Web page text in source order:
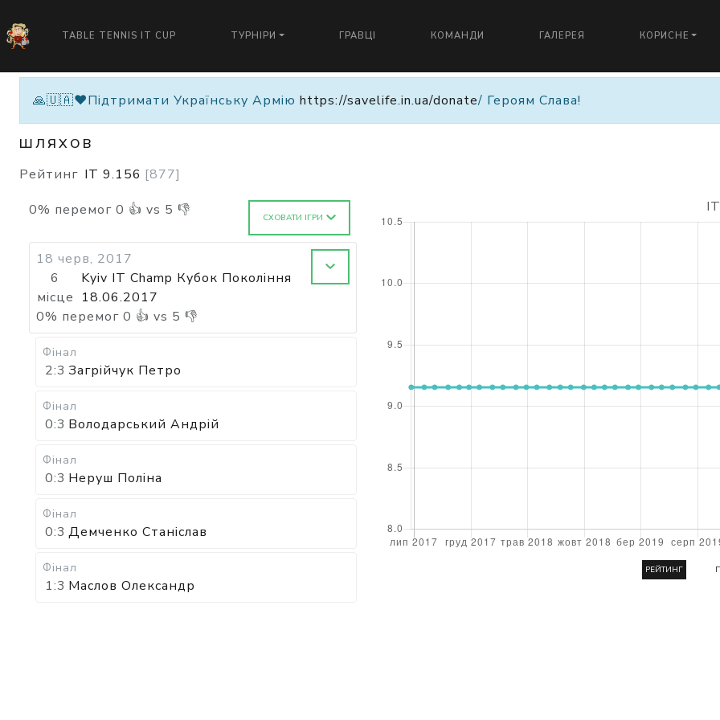
TABLE TENNIS IT CUP ТУРНІРИ ГРАВЦІ КОМАНДИ ГАЛЕРЕЯ КОРИСНЕ
🙏🇺🇦❤️Підтримати Українську Армію https://savelife.in.ua/donate/ Героям Слава!
ШЛЯХОВ
Рейтинг IT 9.156 [877]
0% перемог 0 👍 vs 5 👎 СХОВАТИ ІГРИ
18 черв, 2017
6
місце
Kyiv IT Champ Кубок Покоління
18.06.2017
0% перемог 0 👍 vs 5 👎
Фінал
2:3 Загрійчук Петро
Фінал
0:3 Володарський Андрій
Фінал
0:3 Неруш Поліна
Фінал
0:3 Демченко Станіслав
Фінал
1:3 Маслов Олександр
IT
РЕЙТИНГ